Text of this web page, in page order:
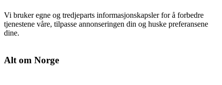
Vi bruker egne og tredjeparts informasjonskapsler for å forbedre
tjenestene våre, tilpasse annonseringen din og huske preferansene
dine.
Alt om Norge